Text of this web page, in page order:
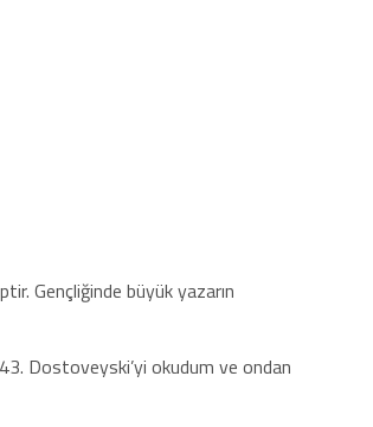
Gençliğinde büyük yazarın
Dostoveyski’yi okudum ve ondan